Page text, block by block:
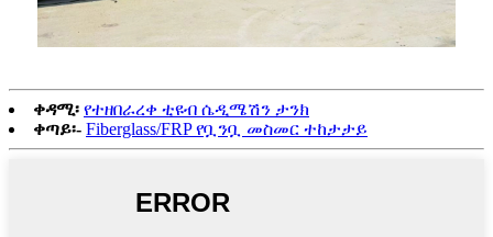
ቀዳሚ፡ የተዘበራረቀ ቲዩብ ሴዲሜሽን ታንክ
ቀጣይ፡- Fiberglass/FRP የቧንቧ መስመር ተከታታይ